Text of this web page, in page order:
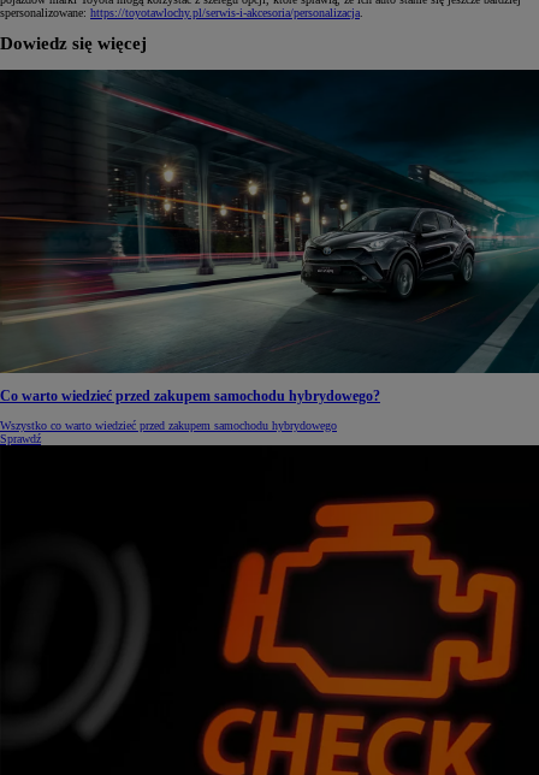
spersonalizowane: https://toyotawlochy.pl/serwis-i-akcesoria/personalizacja
Dowiedz się więcej
Co warto wiedzieć przed zakupem samochodu hybrydowego?
Wszystko co warto wiedzieć przed zakupem samochodu hybrydowego
Sprawdź